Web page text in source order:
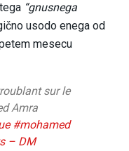
“gnusnega
usodo enega od
mesecu
sur le
Amra
#mohamed
– DM